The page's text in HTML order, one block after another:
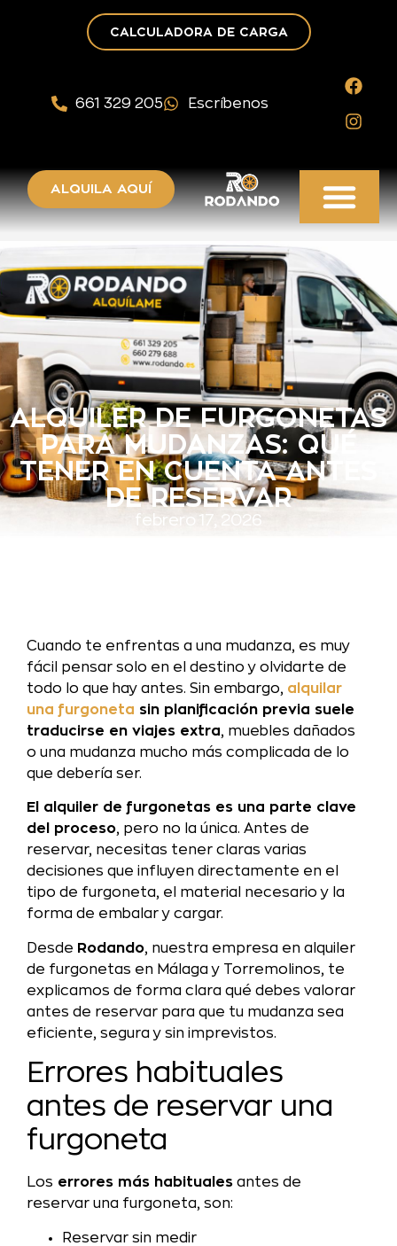
661 329 205 Escríbenos
CALCULADORA DE CARGA
ALQUILA AQUÍ
ALQUILER DE FURGONETAS
PARA MUDANZAS: QUÉ
TENER EN CUENTA ANTES
DE RESERVAR
febrero 17, 2026
Cuando te enfrentas a una mudanza, es muy
fácil pensar solo en el destino y olvidarte de
todo lo que hay antes. Sin embargo, alquilar
una furgoneta sin planificación previa suele
traducirse en viajes extra, muebles dañados
o una mudanza mucho más complicada de lo
que debería ser.
El alquiler de furgonetas es una parte clave
del proceso, pero no la única. Antes de
reservar, necesitas tener claras varias
decisiones que influyen directamente en el
tipo de furgoneta, el material necesario y la
forma de embalar y cargar.
Desde Rodando, nuestra empresa en alquiler
de furgonetas en Málaga y Torremolinos, te
explicamos de forma clara qué debes valorar
antes de reservar para que tu mudanza sea
eficiente, segura y sin imprevistos.
Errores habituales
antes de reservar una
furgoneta
Los errores más habituales antes de
reservar una furgoneta, son:
Reservar sin medir